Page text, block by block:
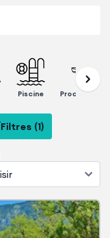
Piscine Proche d'un
Filtres (1)